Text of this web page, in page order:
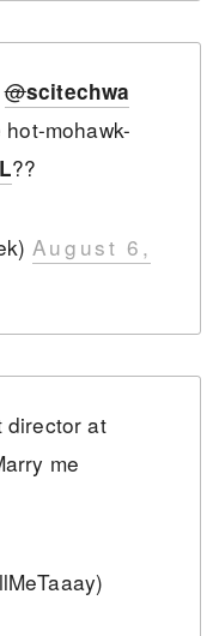
@scitechwa
hot-mohawk-
??
August 6,
director at
me